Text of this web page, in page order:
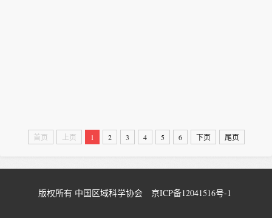
首页 上页 1 2 3 4 5 6 下页 尾页
版权所有 中国区域科学协会 京ICP备12041516号-1